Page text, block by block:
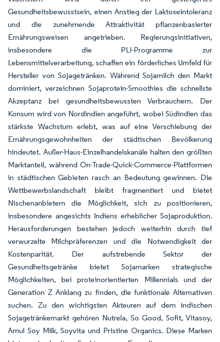
Gesundheitsbewusstsein, einen Anstieg der Laktoseintoleranz
und die zunehmende Attraktivität pflanzenbasierter
Ernährungsweisen angetrieben. Regierungsinitiativen,
insbesondere die PLI-Programme zur
Lebensmittelverarbeitung, schaffen ein förderliches Umfeld für
Hersteller von Sojagetränken. Während Sojamilch den Markt
dominiert, verzeichnen Sojaprotein-Smoothies die schnellste
Akzeptanz bei gesundheitsbewussten Verbrauchern. Der
Konsum wird von Nordindien angeführt, wobei Südindien das
stärkste Wachstum erlebt, was auf eine Verschiebung der
Ernährungsgewohnheiten der städtischen Bevölkerung
hindeutet. Außer-Haus-Einzelhandelskanäle halten den größten
Marktanteil, während On-Trade-Quick-Commerce-Plattformen
in städtischen Gebieten rasch an Bedeutung gewinnen. Die
Wettbewerbslandschaft bleibt fragmentiert und bietet
Nischenanbietern die Möglichkeit, sich zu positionieren,
insbesondere angesichts Indiens erheblicher Sojaproduktion.
Herausforderungen bestehen jedoch weiterhin durch tief
verwurzelte Milchpräferenzen und die Notwendigkeit der
Kostenparität. Der aufstrebende Sektor der
Gesundheitsgetränke bietet Sojamarken strategische
Möglichkeiten, bei proteinorientierten Millennials und der
Generation Z Anklang zu finden, die funktionale Alternativen
suchen. Zu den wichtigsten Akteuren auf dem indischen
Sojagetränkemarkt gehören Nutrela, So Good, Sofit, Vitasoy,
Amul Soy Milk, Soyvita und Pristine Organics. Diese Marken